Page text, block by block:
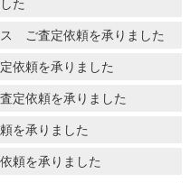
た
ご査定依頼を承りました
依頼を承りました
依頼を承りました
を承りました
頼を承りました